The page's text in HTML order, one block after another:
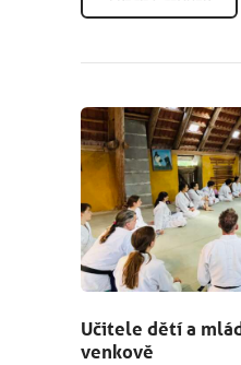
Učitele dětí a
venkově